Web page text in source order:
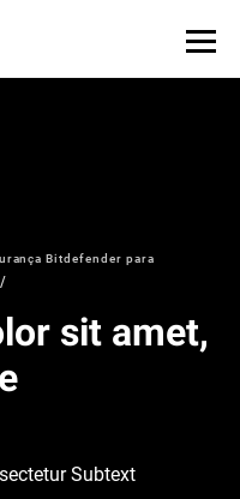
Bitdefender para
sit amet,
Subtext